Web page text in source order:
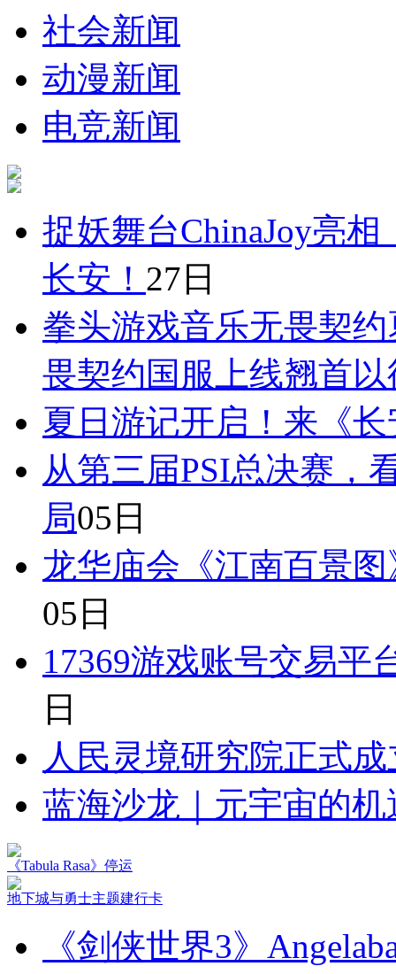
社会新闻
动漫新闻
电竞新闻
捉妖舞台ChinaJoy亮
长安！ 27日
拳头游戏音乐无畏契
畏契约国服上线翘首
夏日游记开启！来《
从第三届PSI总决赛，
局05日
龙华庙会《江南百景
05日
17369游戏账号交易平
日
人民灵境研究院正式成
蓝海沙龙｜元宇宙的
《Tabula Rasa》停运
地下城与勇士主题建行卡
《剑侠世界3》